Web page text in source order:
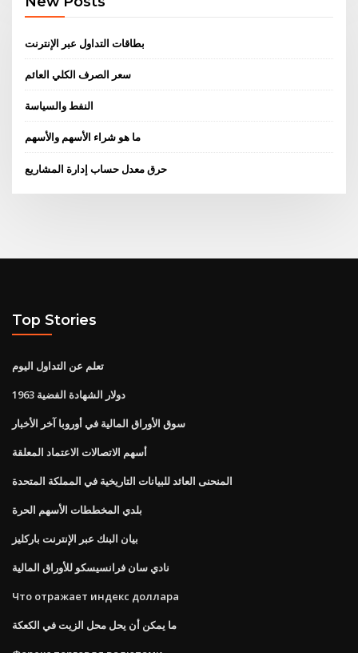
بطاقات التداول عبر الإنترنت
سعر الصرف الكلي العائم
النفط والسياسة
ما هو شراء الأسهم والأسهم
حرق معدل حساب إدارة المشاريع
Top Stories
تعلم عن التداول اليوم
1963 دولار الشهادة الفضية
سوق الأوراق المالية في أوروبا آخر الأخبار
أسهم الاتصالات الاعتماد المعلقة
المنحنى العائد للبيانات التاريخية في المملكة المتحدة
بلدي المخططات الأسهم الحرة
بيان البنك عبر الإنترنت باركليز
نادي سان فرانسيسكو للأوراق المالية
Что отражает индекс доллара
ما يمكن أن يحل محل الزيت في الكعكة